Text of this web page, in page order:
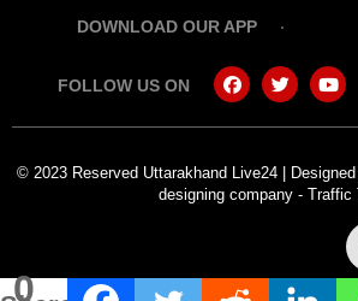
0
DOWNLOAD OUR APP
FOLLOW US ON
© 2023 Reserved Uttarakhand Live24 |
designing company- Traffic